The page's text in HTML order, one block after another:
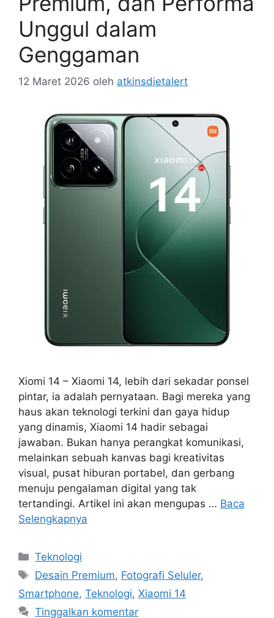
Unggul dalam
Genggaman
12 Maret 2026 oleh atkinsdietalert
Xiomi 14 – Xiaomi 14, lebih dari sekadar ponsel
pintar, ia adalah pernyataan. Bagi mereka yang
haus akan teknologi terkini dan gaya hidup
yang dinamis, Xiaomi 14 hadir sebagai
jawaban. Bukan hanya perangkat komunikasi,
melainkan sebuah kanvas bagi kreativitas
visual, pusat hiburan portabel, dan gerbang
menuju pengalaman digital yang tak
tertandingi. Artikel ini akan mengupas … Baca
Selengkapnya
Kategori
Teknologi
Tag
Desain Premium, Fotografi Seluler,
Smartphone, Teknologi, Xiaomi 14
Tinggalkan komentar